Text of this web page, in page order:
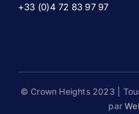
+33 (0)4 72 83 97 97
© Crown Heights 2023 |
par